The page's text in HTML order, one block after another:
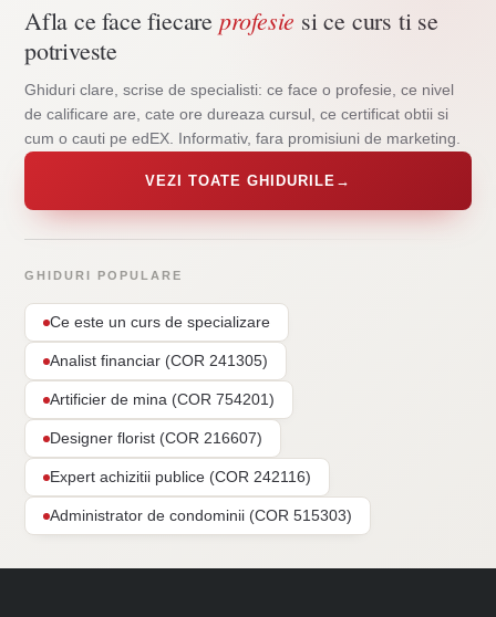
Afla ce face fiecare profesie si ce curs ti se
potriveste
Ghiduri clare, scrise de specialisti: ce face o profesie, ce nivel
de calificare are, cate ore dureaza cursul, ce certificat obtii si
cum o cauti pe edEX. Informativ, fara promisiuni de marketing.
VEZI TOATE GHIDURILE →
GHIDURI POPULARE
Ce este un curs de specializare
Analist financiar (COR 241305)
Artificier de mina (COR 754201)
Designer florist (COR 216607)
Expert achizitii publice (COR 242116)
Administrator de condominii (COR 515303)